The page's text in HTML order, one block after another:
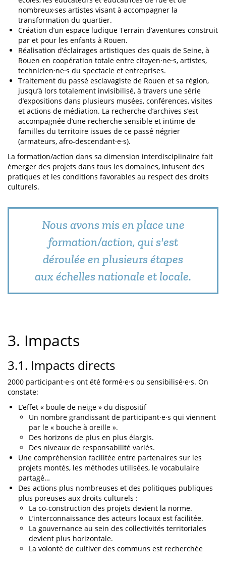
nombreux·ses artistes visant à accompagner la
transformation du quartier.
Création d’un espace ludique Terrain d’aventures construit
par et pour les enfants à Rouen.
Réalisation d’éclairages artistiques des quais de Seine, à
Rouen en coopération totale entre citoyen·ne·s, artistes,
technicien·ne·s du spectacle et entreprises.
Traitement du passé esclavagiste de Rouen et sa région,
jusqu’à lors totalement invisibilisé, à travers une série
d’expositions dans plusieurs musées, conférences, visites
et actions de médiation. La recherche d’archives s’est
accompagnée d’une recherche sensible et intime de
familles du territoire issues de ce passé négrier
(armateurs, afro-descendant·e·s).
La formation/action dans sa dimension interdisciplinaire fait
émerger des projets dans tous les domaines, infusent des
pratiques et les conditions favorables au respect des droits
culturels.
Nous avons mis en place une
formation/action, qui s'est
déroulée en plusieurs étapes
aux échelles nationale et locale.
3. Impacts
3.1. Impacts directs
2000 participant·e·s ont été formé·e·s ou sensibilisé·e·s. On
constate:
L’effet « boule de neige » du dispositif
Un nombre grandissant de participant·e·s qui viennent
par le « bouche à oreille ».
Des horizons de plus en plus élargis.
Des niveaux de responsabilité variés.
Une compréhension facilitée entre partenaires sur les
projets montés, les méthodes utilisées, le vocabulaire
partagé…
Des actions plus nombreuses et des politiques publiques
plus poreuses aux droits culturels :
La co-construction des projets devient la norme.
L’interconnaissance des acteurs locaux est facilitée.
La gouvernance au sein des collectivités territoriales
devient plus horizontale.
La volonté de cultiver des communs est recherchée